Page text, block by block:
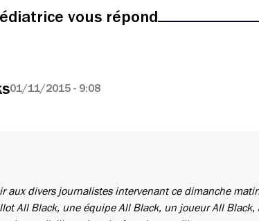
vous répond
01/11/2015 - 9:08
aux divers journalistes intervenant ce dimanche
All Black, une équipe All Black, un joueur All Black,